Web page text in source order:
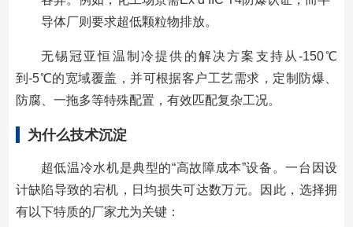
导体厂则要求超低颗粒物排放。
无锡冠亚恒温制冷提供的解决方案支持从-150℃
到-5℃的宽域覆盖，并可根据客户工艺需求，定制防爆、
防腐、一拖多等特殊配置，有效匹配复杂工况。
为什么技术沉淀
超低温冷水机是典型的“高故障成本”设备。一台因设
计缺陷导致的宕机，日均损失可达数万元。因此，选择拥
有以下特质的厂家尤为关键：